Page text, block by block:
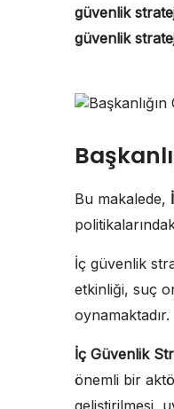
güvenlik
güvenlik
Bu makalede,
İç güvenlik
etkinliği, suç
oynamaktadır.
İç Güvenlik
önemli bir
geliştirilmesi,